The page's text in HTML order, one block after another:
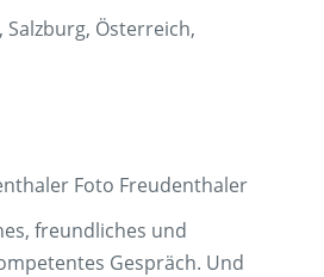
Salzburg, Österreich,
Foto Freudenthaler
freundliches und
Gespräch. Und